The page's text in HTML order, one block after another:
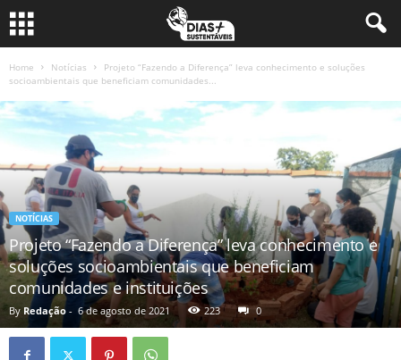
Home Notícias
Projeto “Fazendo a Diferença” leva conhecimento e soluções
socioambientais que beneficiam comunidades...
NOTÍCIAS
Projeto “Fazendo a Diferença” leva conhecimento e
soluções socioambientais que beneficiam
comunidades e instituições
By Redação - 6 de agosto de 2021 223 0